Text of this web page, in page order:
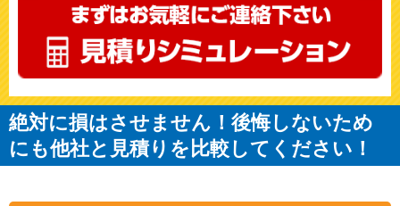
絶対に損はさせません！後悔しないため
にも他社と見積りを比較してください！